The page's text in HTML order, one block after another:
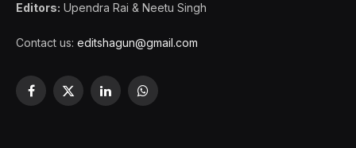
Editors: Upendra Rai & Neetu Singh
Contact us: editshagun@gmail.com
Facebook
X
LinkedInWhatsApp